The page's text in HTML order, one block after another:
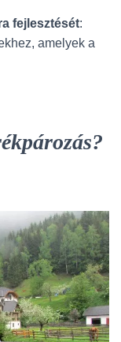
fejlesztését:
amelyek a